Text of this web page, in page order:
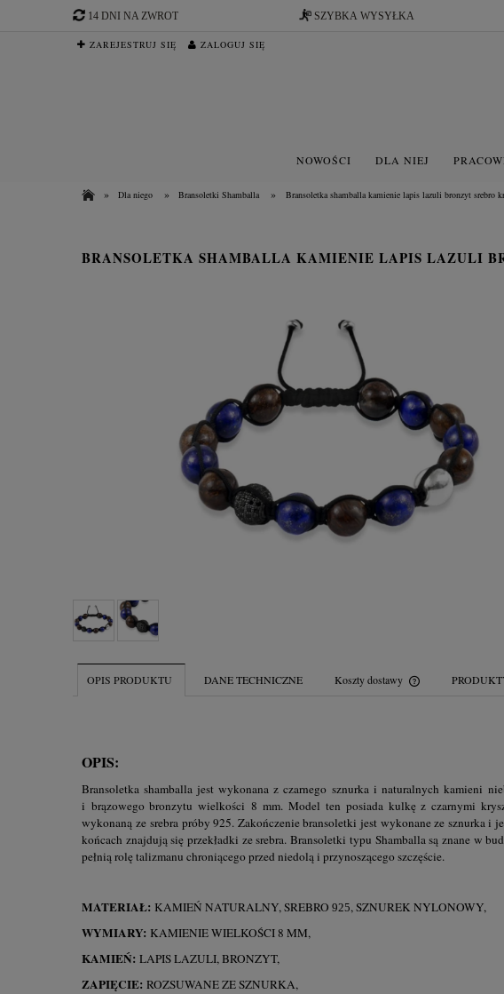
14 DNI NA ZWROT SZYBKA WYSYŁKA
ZAREJESTRUJ SIĘ ZALOGUJ SIĘ
NOWOŚCI DLA NIEJ
» Dla niego » Bransoletki Shamballa » Bransoletka shamballa kamienie lapis lazuli bronzyt srebro
BRANSOLETKA SHAMBALLA KAMIENIE LAPIS LAZULI
OPIS PRODUKTU DANE TECHNICZNE Koszty dostawy
OPIS:
Bransoletka shamballa jest wykonana z czarnego sznurka i naturalnych kamieni
i brązowego bronzytu wielkości 8 mm. Model ten posiada kulkę z czarnymi
wykonaną ze srebra próby 925. Zakończenie bransoletki jest wykonane ze sznurka i
końcach znajdują się przekładki ze srebra. Bransoletki typu Shamballa są znane w
pełnią rolę talizmanu chroniącego przed niedolą i przynoszącego szczęście.
MATERIAŁ: KAMIEŃ NATURALNY, SREBRO 925, SZNUREK NYLONOWY,
WYMIARY: KAMIENIE WIELKOŚCI 8 MM,
KAMIEŃ: LAPIS LAZULI, BRONZYT,
ZAPIĘCIE: ROZSUWANE ZE SZNURKA,